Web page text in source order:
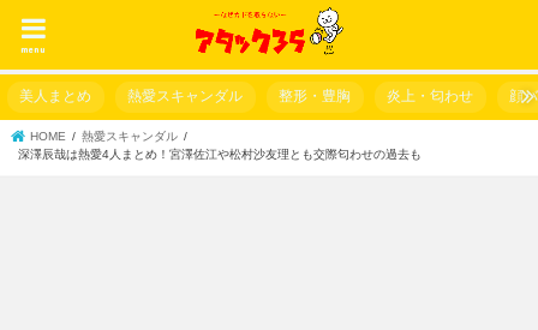
menu
美人まとめ 熱愛スキャンダル 整形・豊胸 炎上・匂わせ 顔
HOME
熱愛スキャンダル
深澤辰哉は熱愛4人まとめ！宮澤佐江や松村沙友理とも交際匂わせの過去も